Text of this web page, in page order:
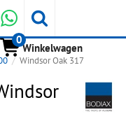
Whatsapp
0
Winkelwagen
Windsor Oak 317